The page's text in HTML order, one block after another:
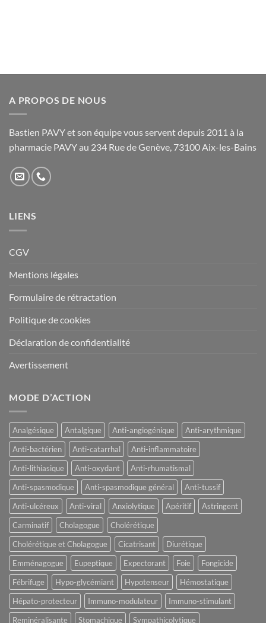
A PROPOS DE NOUS
Bastien PAVY et son équipe vous servent depuis 2011 à la
pharmacie PAVY au 234 Rue de Genève, 73100 Aix-les-Bains
LIENS
CGV
Mentions légales
Formulaire de rétractation
Politique de cookies
Déclaration de confidentialité
Avertissement
MODE D’ACTION
Analgésique Antalgique Anti-angiogénique
Anti-arythmique
Anti-bactérien
Anti-catarrhal
Anti-inflammatoire
Anti-lithiasique
Anti-oxydant
Anti-rhumatismal
Anti-spasmodique
Anti-spasmodique général
Anti-tussif
Anti-ulcéreux
Anti-viral Anxiolytique Apéritif
Astringent
Carminatif
Cholagogue
Cholérétique
Cholérétique et Cholagogue
Cicatrisant
Diurétique
Emménagogue
Eupeptique Expectorant Foie
Fongicide
Fébrifuge
Hypo-glycémiant Hypotenseur
Hémostatique
Hépato-protecteur
Immuno-modulateur
Immuno-stimulant
Reminéralisante
Stomachique
Sympathicolytique